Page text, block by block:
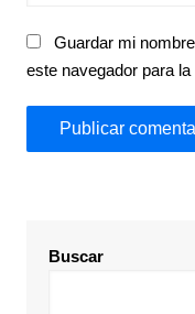
Guardar mi
este navegador para
Buscar